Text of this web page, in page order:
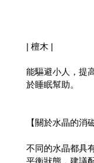
| 檀木 |
能驅避小人，提
於睡眠幫助。
【關於水晶的消
不同的水晶都具